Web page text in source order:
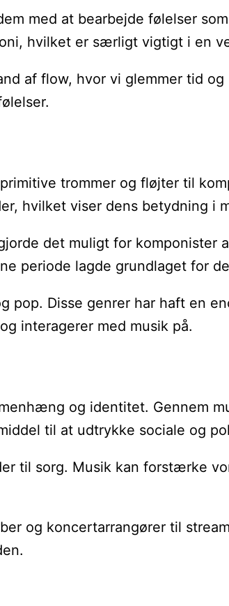
med at bearbejde følelser
hvilket er særligt vigtigt i en
af flow, hvor vi glemmer tid
trommer og fløjter til
hvilket viser dens betydning i
det muligt for
periode lagde grundlaget for
Disse genrer har haft en
interagerer med musik på.
og identitet. Gennem
til at udtrykke sociale og
til sorg. Musik kan forstærke
og koncertarrangører til